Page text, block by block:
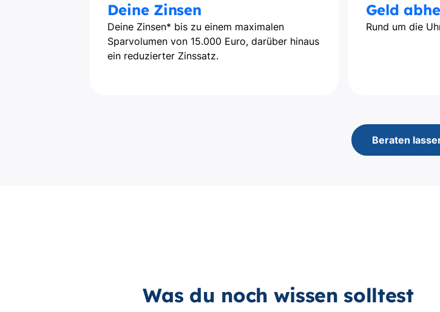
Deine Zinsen
Deine Zinsen* bis zu einem maximalen
Sparvolumen von 15.000 Euro, darüber hinaus
ein reduzierter Zinssatz.
Geld
Rund um die
Beraten
Was du noch wissen solltest